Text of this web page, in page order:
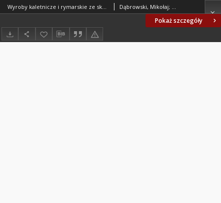
Pokaż szczegóły
Wyroby kaletnicze i rymarskie ze skóry i materiałów nieskórzanych - Wspólne wymagania i badania BN-77/8501-19 Dąbrowski, Mikołaj; Branżowe Laboratorium Przemysłu Kaletniczo-Rymarskiego, Warszawa. Oprac.